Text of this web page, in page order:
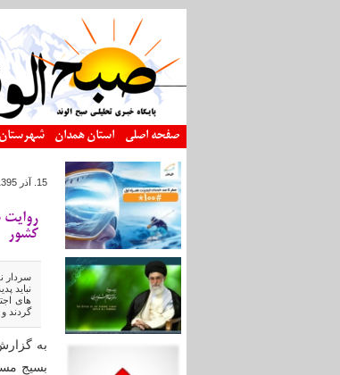
صفحه اصلی استان همدان
15. آذر 1395 - 9:00
روایت
کشور
سردار
نباید
های
گردند
به
بسیج